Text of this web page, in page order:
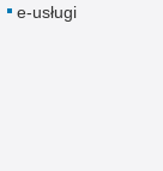
e-usługi